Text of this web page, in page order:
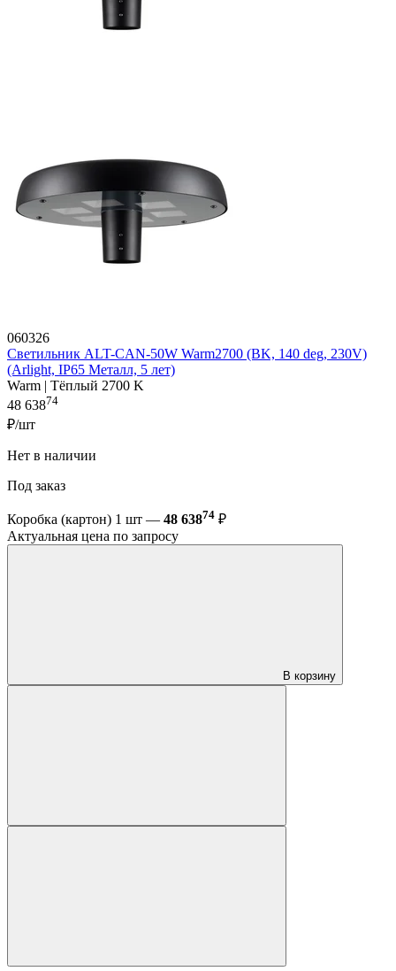
060326
Светильник ALT-CAN-50W Warm2700 (BK, 140 deg, 230V)
(Arlight, IP65 Металл, 5 лет)
Warm | Тёплый 2700 K
48 63874
₽/шт
Нет в наличии
Под заказ
Коробка (картон) 1 шт — 48 63874 ₽
Актуальная цена по запросу
В корзину